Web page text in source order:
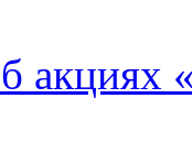
акциях